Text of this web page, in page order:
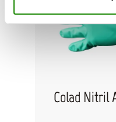
Colad Nitril